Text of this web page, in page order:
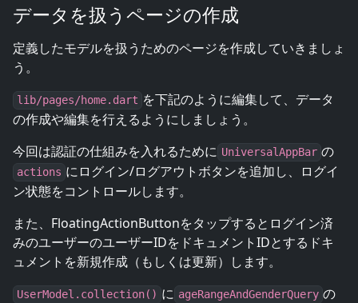
データを扱うページの作成
定義したモデルを扱うためのページを作成していきましょ
う。
lib/pages/home.dart を下記のように編集して、データ
の作成や編集を行えるようにしましょう。
今回は認証の仕組みを入れるために UniversalAppBar の
actions にログイン/ログアウトボタンを追加し、ログイ
ン状態をコントロールします。
また、FloatingActionButtonをタップするとログイン済
みのユーザーのユーザーIDをドキュメントIDとするドキ
ュメントを新規作成（もしくは更新）します。
UserModel.collection() に ageRangeAndGenderQuery の